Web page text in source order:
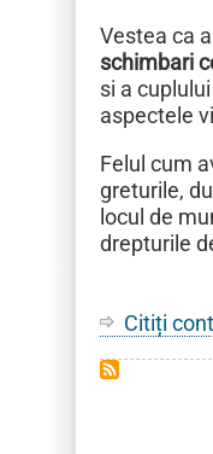
Vestea ca
schimbari
si a
aspectele
Felul cum
greturile,
locul de
drepturile
Citiți